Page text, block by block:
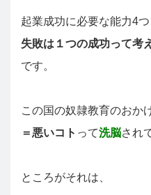
起業成功に必要な能力4つ
失敗は１つの成功って考
です。
この国の奴隷教育のおか
＝悪いコト って洗脳され
ところがそれは、